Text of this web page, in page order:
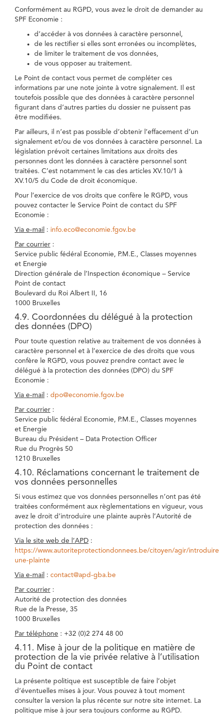
Conformément au RGPD, vous avez le droit de demander au
SPF Economie :
d’accéder à vos données à caractère personnel,
de les rectifier si elles sont erronées ou incomplètes,
de limiter le traitement de vos données,
de vous opposer au traitement.
Le Point de contact vous permet de compléter ces
informations par une note jointe à votre signalement. Il est
toutefois possible que des données à caractère personnel
figurant dans d’autres parties du dossier ne puissent pas
être modifiées.
Par ailleurs, il n’est pas possible d’obtenir l’effacement d’un
signalement et/ou de vos données à caractère personnel. La
législation prévoit certaines limitations aux droits des
personnes dont les données à caractère personnel sont
traitées. C’est notamment le cas des articles XV.10/1 à
XV.10/5 du Code de droit économique.
Pour l’exercice de vos droits que confère le RGPD, vous
pouvez contacter le Service Point de contact du SPF
Economie :
Via e-mail : info.eco@economie.fgov.be
Par courrier :
Service public fédéral Economie, P.M.E., Classes moyennes
et Energie
Direction générale de l’Inspection économique – Service
Point de contact
Boulevard du Roi Albert II, 16
1000 Bruxelles
4.9. Coordonnées du délégué à la protection
des données (DPO)
Pour toute question relative au traitement de vos données à
caractère personnel et à l’exercice de des droits que vous
confère le RGPD, vous pouvez prendre contact avec le
délégué à la protection des données (DPO) du SPF
Economie :
Via e-mail : dpo@economie.fgov.be
Par courrier :
Service public fédéral Economie, P.M.E., Classes moyennes
et Energie
Bureau du Président – Data Protection Officer
Rue du Progrès 50
1210 Bruxelles
4.10. Réclamations concernant le traitement de
vos données personnelles
Si vous estimez que vos données personnelles n’ont pas été
traitées conformément aux règlementations en vigueur, vous
avez le droit d’introduire une plainte auprès l’Autorité de
protection des données :
Via le site web de l’APD :
https://www.autoriteprotectiondonnees.be/citoyen/agir/
une-plainte
Via e-mail : contact@apd-gba.be
Par courrier :
Autorité de protection des données
Rue de la Presse, 35
1000 Bruxelles
Par téléphone : +32 (0)2 274 48 00
4.11. Mise à jour de la politique en matière de
protection de la vie privée relative à l’utilisation
du Point de contact
La présente politique est susceptible de faire l’objet
d’éventuelles mises à jour. Vous pouvez à tout moment
consulter la version la plus récente sur notre site internet. La
politique mise à jour sera toujours conforme au RGPD.